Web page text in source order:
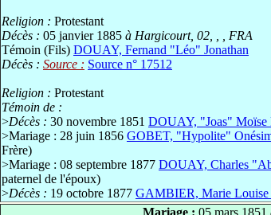
Religion : Protestant
Décès : 05 janvier 1885 à Hargicourt, 02, , , FRA
Témoin (Fils) DOUAY, Fernand "Léo" Jonathan
Décès : Source : Source n° 17512
Religion : Protestant
Témoin de :
>Décès : 30 novembre 1851 DOUAY, "Joas" Moïse
>Mariage : 28 juin 1856 GOBET, "Hypolite"
Frère)
>Mariage : 08 septembre 1877 DOUAY, Charles
paternel de l'époux)
>Décès : 19 octobre 1877 GAMBIER, Marie Louise
Mariage : 05 mars 1851